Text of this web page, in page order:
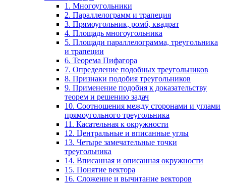
1. Многоугольники
2. Параллелограмм и трапеция
3. Прямоугольник, ромб, квадрат
4. Площадь многоугольника
5. Площади параллелограмма, треугольника
и трапеции
6. Теорема Пифагора
7. Определение подобных треугольников
8. Признаки подобия треугольников
9. Применение подобия к доказательству
теорем и решению задач
10. Соотношения между сторонами и углами
прямоугольного треугольника
11. Касательная к окружности
12. Центральные и вписанные углы
13. Четыре замечательные точки
треугольника
14. Вписанная и описанная окружности
15. Понятие вектора
16. Сложение и вычитание векторов